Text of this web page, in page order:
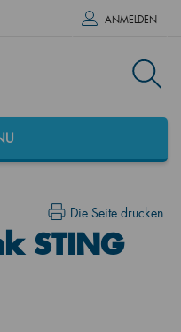
ANMELDEN
Die Seite drucken
STING